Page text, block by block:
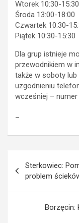
Wtorek 10:30-15:30
Środa 13:00-18:00
Czwartek 10:30-
Piątek 10:30-15:30
Dla grup istnieje
przewodnikiem w
także w soboty
uzgodnieniu
wcześniej –
wpisu
Sterkowiec:
problem
Borzęcin: